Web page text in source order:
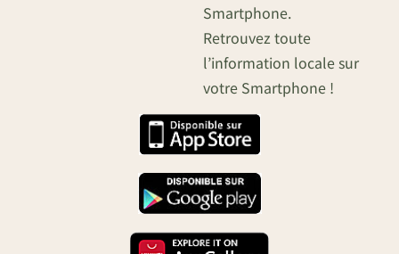
Smartphone.
Retrouvez toute
l’information locale sur
votre Smartphone !